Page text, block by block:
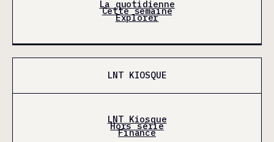
La quotidienne
Cette semaine
Explorer
LNT KIOSQUE
LNT Kiosque
Hors série
Finance